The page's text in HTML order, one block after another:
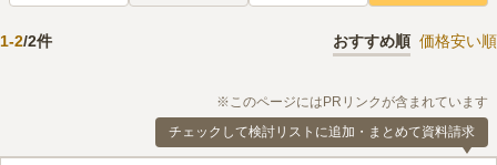
1-2/2件 おすすめ順 価格安い順
※このページにはPRリンクが含まれています
チェックして検討リストに追加・まとめて資料請求